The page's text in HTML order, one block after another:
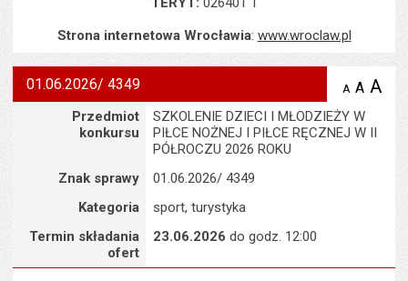
Strona internetowa Wrocławia: www.wroclaw.pl
01.06.2026/ 4349 A zmniejsz
stronie
A A
SzczegółyPrzedmiot
konkursu
SZKOLENIE DZIECI I MŁODZIEŻY W
PIŁCE NOŻNEJ I PIŁCE RĘCZNEJ W II
PÓŁROCZU 2026 ROKU
Znak sprawy
01.06.2026/ 4349
Kategoria
sport, turystyka
Termin składania
ofert
23.06.2026 do godz. 12:00